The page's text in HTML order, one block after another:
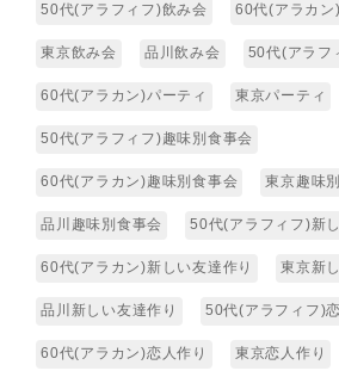
50代(アラフィフ)飲み会 60代(アラカン
東京飲み会 品川飲み会 50代(アラフ
60代(アラカン)パーティ 東京パーティ
50代(アラフィフ)趣味別食事会
60代(アラカン)趣味別食事会 東京趣味
品川趣味別食事会 50代(アラフィフ)新
60代(アラカン)新しい友達作り 東京新
品川新しい友達作り 50代(アラフィフ)
60代(アラカン)恋人作り 東京恋人作り